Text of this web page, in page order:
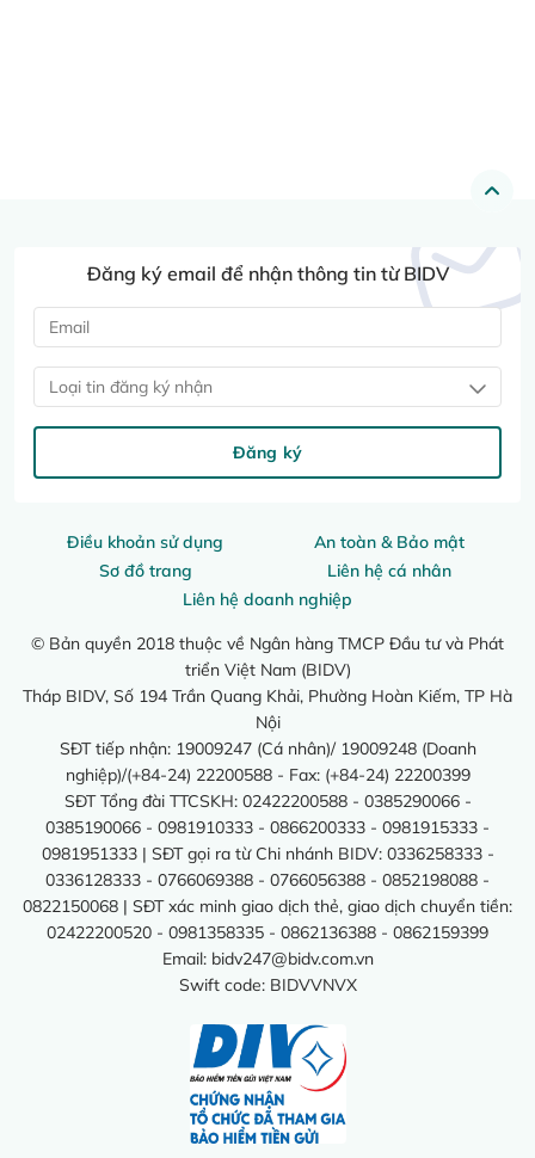
Điều khoản sử dụng
An toàn & Bảo mật
Sơ đồ trang
Liên hệ cá nhân
Liên hệ doanh nghiệp
© Bản quyền 2018 thuộc về Ngân hàng TMCP Đầu tư và Phát
triển Việt Nam (BIDV)
Tháp BIDV, Số 194 Trần Quang Khải, Phường Hoàn Kiếm, TP Hà
Nội
SĐT tiếp nhận: 19009247 (Cá nhân)/ 19009248 (Doanh
nghiệp)/(+84-24) 22200588 - Fax: (+84-24) 22200399
SĐT Tổng đài TTCSKH: 02422200588 - 0385290066 -
0385190066 - 0981910333 - 0866200333 - 0981915333 -
0981951333 | SĐT gọi ra từ Chi nhánh BIDV: 0336258333 -
0336128333 - 0766069388 - 0766056388 - 0852198088 -
0822150068 | SĐT xác minh giao dịch thẻ, giao dịch chuyển tiền:
02422200520 - 0981358335 - 0862136388 - 0862159399
Email: bidv247@bidv.com.vn
Swift code: BIDVVNVX
Đăng ký email để nhận thông tin từ BIDV
Loại tin đăng ký nhận
Đăng ký